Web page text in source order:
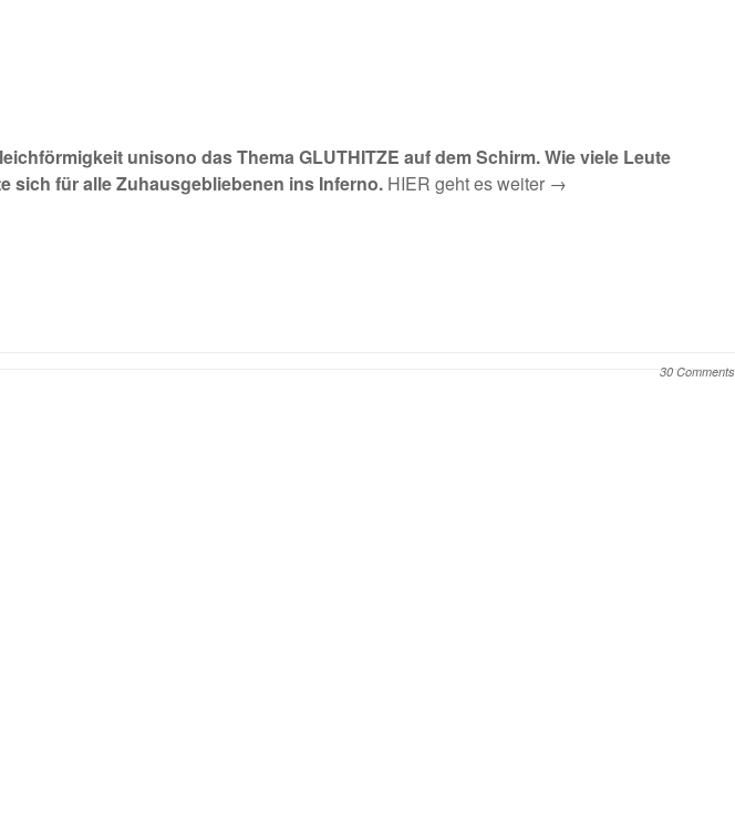
unisono das Thema GLUTHITZE auf dem Schirm. Wie viele Leute
sich für alle Zuhausgebliebenen ins Inferno. HIER geht es weiter →
30 Comments